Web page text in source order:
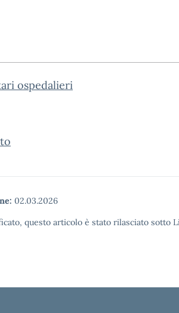
ospedalieri
02.03.2026
questo articolo è stato rilasciato sotto